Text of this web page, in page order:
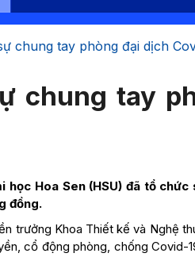
chung tay phòng đại dịch
chung tay
Hoa Sen (HSU) đã tổ chức
đồng.
trưởng Khoa Thiết kế và Nghệ
cổ động phòng, chống Covid-